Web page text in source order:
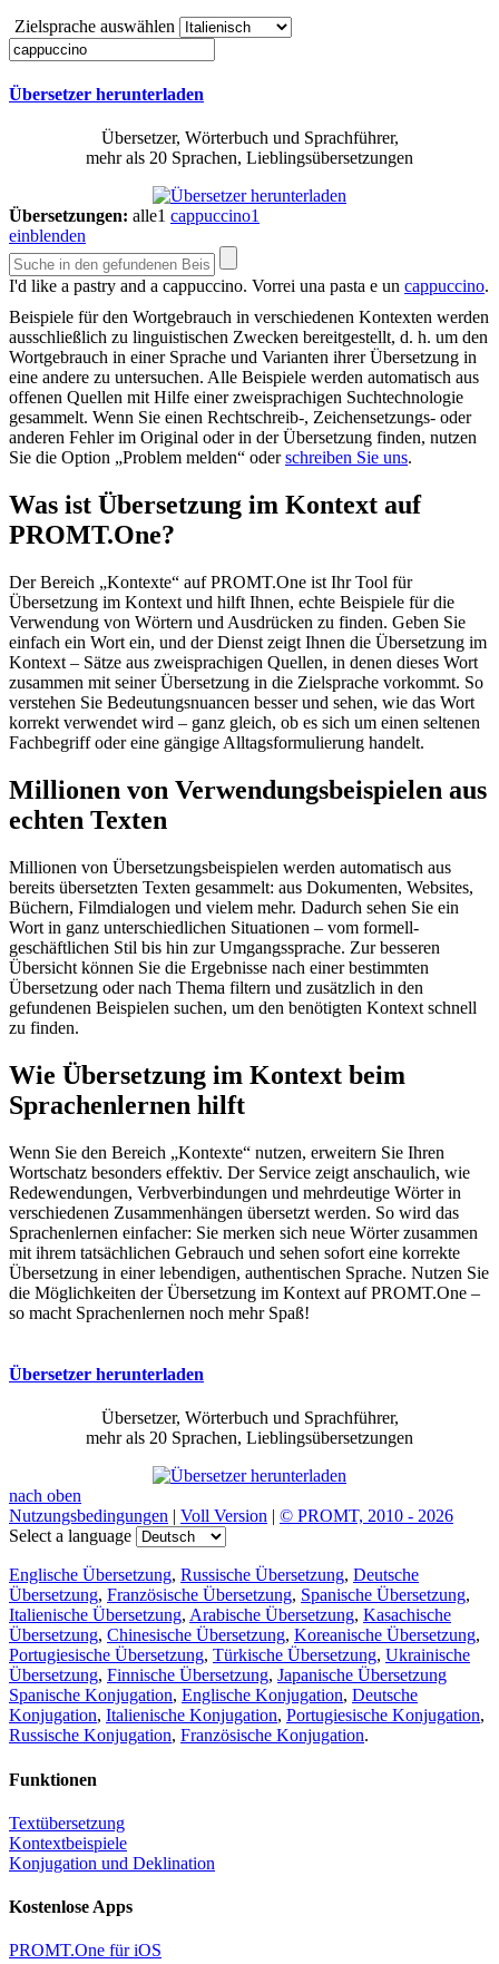
Zielsprache auswählen
Übersetzer herunterladen
Übersetzer, Wörterbuch und Sprachführer,
mehr als 20 Sprachen, Lieblingsübersetzungen
Übersetzungen: alle1 cappuccino1
einblenden
I'd like a pastry and a cappuccino. Vorrei una pasta e un cappuccino.
Beispiele für den Wortgebrauch in verschiedenen Kontexten werden
ausschließlich zu linguistischen Zwecken bereitgestellt, d. h. um den
Wortgebrauch in einer Sprache und Varianten ihrer Übersetzung in
eine andere zu untersuchen. Alle Beispiele werden automatisch aus
offenen Quellen mit Hilfe einer zweisprachigen Suchtechnologie
gesammelt. Wenn Sie einen Rechtschreib-, Zeichensetzungs- oder
anderen Fehler im Original oder in der Übersetzung finden, nutzen
Sie die Option „Problem melden“ oderschreiben Sie uns.
Was ist Übersetzung im Kontext auf
PROMT.One?
Der Bereich „Kontexte“ auf PROMT.One ist Ihr Tool für
Übersetzung im Kontext und hilft Ihnen, echte Beispiele für die
Verwendung von Wörtern und Ausdrücken zu finden. Geben Sie
einfach ein Wort ein, und der Dienst zeigt Ihnen die Übersetzung im
Kontext – Sätze aus zweisprachigen Quellen, in denen dieses Wort
zusammen mit seiner Übersetzung in die Zielsprache vorkommt. So
verstehen Sie Bedeutungsnuancen besser und sehen, wie das Wort
korrekt verwendet wird – ganz gleich, ob es sich um einen seltenen
Fachbegriff oder eine gängige Alltagsformulierung handelt.
Millionen von Verwendungsbeispielen aus
echten Texten
Millionen von Übersetzungsbeispielen werden automatisch aus
bereits übersetzten Texten gesammelt: aus Dokumenten, Websites,
Büchern, Filmdialogen und vielem mehr. Dadurch sehen Sie ein
Wort in ganz unterschiedlichen Situationen – vom formell-
geschäftlichen Stil bis hin zur Umgangssprache. Zur besseren
Übersicht können Sie die Ergebnisse nach einer bestimmten
Übersetzung oder nach Thema filtern und zusätzlich in den
gefundenen Beispielen suchen, um den benötigten Kontext schnell
zu finden.
Wie Übersetzung im Kontext beim
Sprachenlernen hilft
Wenn Sie den Bereich „Kontexte“ nutzen, erweitern Sie Ihren
Wortschatz besonders effektiv. Der Service zeigt anschaulich, wie
Redewendungen, Verbverbindungen und mehrdeutige Wörter in
verschiedenen Zusammenhängen übersetzt werden. So wird das
Sprachenlernen einfacher: Sie merken sich neue Wörter zusammen
mit ihrem tatsächlichen Gebrauch und sehen sofort eine korrekte
Übersetzung in einer lebendigen, authentischen Sprache. Nutzen Sie
die Möglichkeiten der Übersetzung im Kontext auf PROMT.One –
so macht Sprachenlernen noch mehr Spaß!
Übersetzer herunterladen
Übersetzer, Wörterbuch und Sprachführer,
mehr als 20 Sprachen, Lieblingsübersetzungen
nach oben
Nutzungsbedingungen | Voll Version | © PROMT, 2010 - 2026
Select a language
Englische Übersetzung, Russische Übersetzung, Deutsche
Übersetzung, Französische Übersetzung, Spanische Übersetzung,
Italienische Übersetzung, Arabische Übersetzung, Kasachische
Übersetzung, Chinesische Übersetzung, Koreanische Übersetzung,
Portugiesische Übersetzung, Türkische Übersetzung, Ukrainische
Übersetzung, Finnische Übersetzung, Japanische Übersetzung
Spanische Konjugation, Englische Konjugation, Deutsche
Konjugation, Italienische Konjugation, Portugiesische Konjugation,
Russische Konjugation, Französische Konjugation.
Funktionen
Textübersetzung
Kontextbeispiele
Konjugation und Deklination
Kostenlose Apps
PROMT.One für iOS